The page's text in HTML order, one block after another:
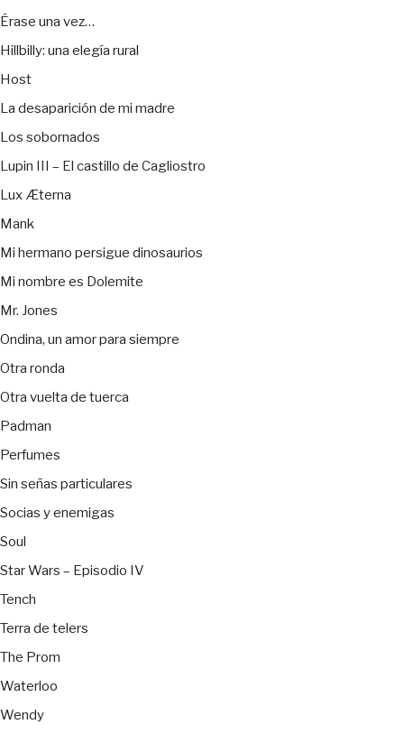
Érase una vez…
Hillbilly: una elegía rural
Host
La desaparición de mi madre
Los sobornados
Lupin III – El castillo de Cagliostro
Lux Æterna
Mank
Mi hermano persigue dinosaurios
Mi nombre es Dolemite
Mr. Jones
Ondina, un amor para siempre
Otra ronda
Otra vuelta de tuerca
Padman
Perfumes
Sin señas particulares
Socias y enemigas
Soul
Star Wars – Episodio IV
Tench
Terra de telers
The Prom
Waterloo
Wendy